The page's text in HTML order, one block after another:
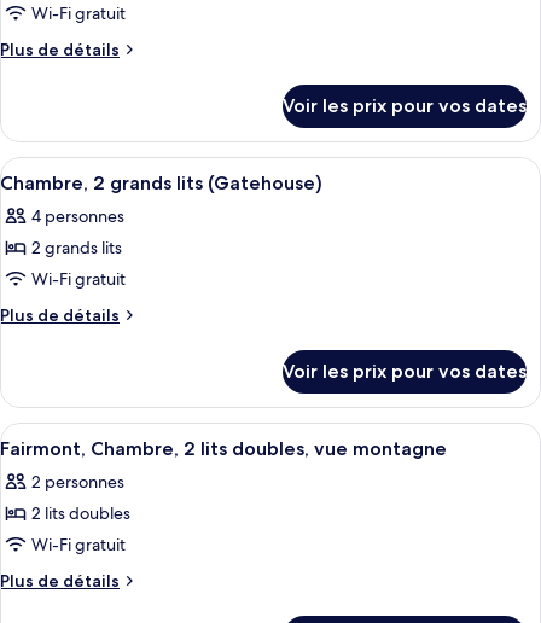
pour
ce
chambre :
Chambre
Deluxe,
2
grands
lits
Wi-Fi gratuit
Plus de détails
Plus
le
type
de
Chambre
Deluxe,
grands
lits
Voir les prix pour vos dates
Afficher
toutes
les
photos
pour
ce
chambre :
Chambre,
2
grands
lits
(Gatehouse)
Literie de qualité supérieure, couette
9
Chambre, 2 grands lits (Gatehouse)
4 personnes
2 grands lits
Wi-Fi gratuit
Plus de détails
Plus
le
type
de
Chambre,
2
lits
(Gatehouse)
Voir les prix pour vos dates
Afficher
toutes
les
photos
pour
ce
Literie de qualité supérieure, couette
7
Fairmont, Chambre, 2 lits doubles, vue montagne
2 personnes
2 lits doubles
Wi-Fi gratuit
Plus de détails
Plus